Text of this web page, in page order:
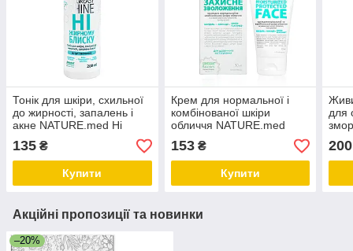
Тонік для шкіри, схильної
до жирності, запалень і
акне NATURE.med Ні
жирному блиску 200 мл
135 ₴
Купити
Крем для нормальної і
комбінованої шкіри
обличчя NATURE.med
Захисне зволоження 50
мл
153₴
Купити
для
200
Акційні пропозиції та новинки
–20%